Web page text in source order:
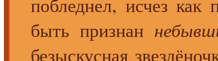
быть признан
безыскусная